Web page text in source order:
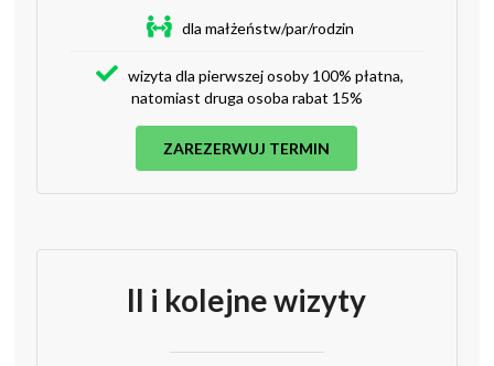
dla małżeństw/par/rodzin
wizyta dla pierwszej osoby 100% płatna,
natomiast druga osoba rabat 15%
ZAREZERWUJ TERMIN
II i kolejne wizyty